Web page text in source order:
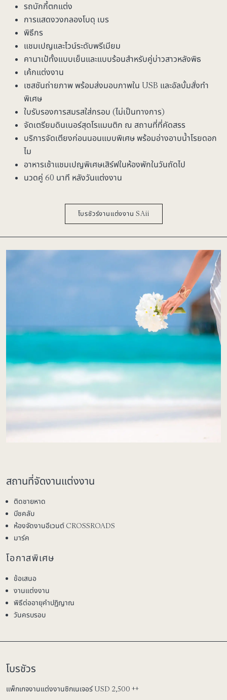
รถบักกี้ตกแต่ง
การแสดงวงกลองโบดุ เบร
พิธีกร
แชมเปญและไวน์ระดับพรีเมียม
คานาเป้ทั้งแบบเย็นและแบบร้อนสำหรับคู่บ่าวสาวหลังพิธ
เค้กแต่งงาน
เซสชันถ่ายภาพ พร้อมส่งมอบภาพใน USB และอัลบั้มสั่งทำ
พิเศษ
ใบรับรองการสมรสใส่กรอบ (ไม่เป็นทางการ)
จัดเตรียมดินเนอร์สุดโรแมนติก ณ สถานที่ที่คัดสรร
บริการจัดเตียงก่อนนอนแบบพิเศษ พร้อมอ่างอาบน้ำโรยดอก
ไม
อาหารเช้าแชมเปญพิเศษเสิร์ฟในห้องพักในวันถัดไป
นวดคู่ 60 นาที หลังวันแต่งงาน
โบรชัวร์งานแต่งงาน SAii
สถานที่จัดงานแต่งงาน
ติดชายหาด
บีชคลับ
ห้องจัดงานอีเวนต์ CROSSROADS
มาร์ค
โอกาสพิเศษ
ข้อเสนอ
งานแต่งงาน
พิธีต่ออายุคำปฏิญาณ
วันครบรอบ
โบรชัวร
แพ็กเกจงานแต่งงานซิกเนเจอร์ USD 2,500 ++